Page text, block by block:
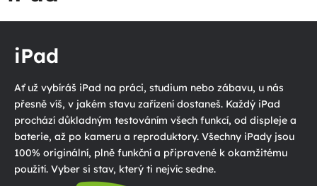
iPad
Ať už vybíráš iPad na práci, studium nebo zábavu, u nás
přesně víš, v jakém stavu zařízení dostaneš. Každý iPad
prochází důkladným testováním všech funkcí, od displeje a
baterie, až po kameru a reproduktory. Všechny iPady jsou
100% originální, plně funkční a připravené k okamžitému
použití. Vyber si stav, který ti nejvíc sedne.